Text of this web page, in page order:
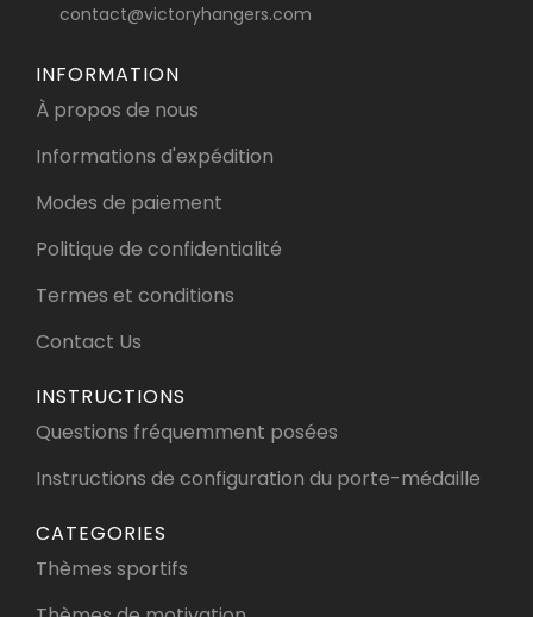
contact@victoryhangers.com
INFORMATION
À propos de nous
Informations d'expédition
Modes de paiement
Politique de confidentialité
Termes et conditions
Contact Us
INSTRUCTIONS
Questions fréquemment posées
Instructions de configuration du porte-médaille
CATEGORIES
Thèmes sportifs